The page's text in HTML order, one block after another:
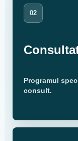
02
Programul
consult.